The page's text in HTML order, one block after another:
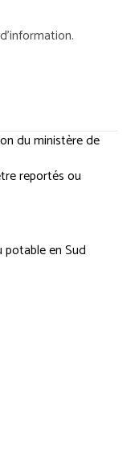
du ministère de
reportés ou
potable en Sud